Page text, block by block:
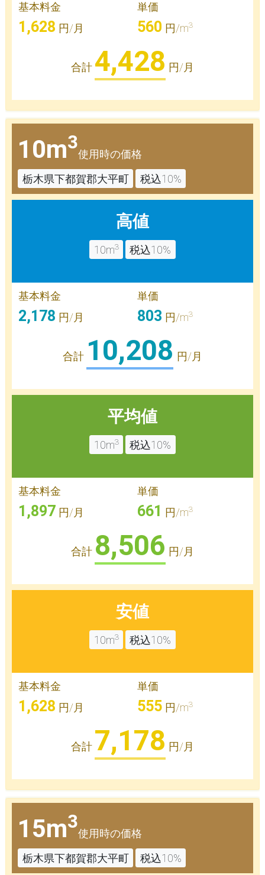
基本料金
1,628 円/月
単価
560 円/m3
合計 4,428 円/月
10m3
使用時の価格
栃木県下都賀郡大平町
税込10%
高値
10m3 税込10%
基本料金
2,178 円/月
単価
803 円/m3
合計 10,208 円/月
平均値
10m3 税込10%
基本料金
1,897 円/月
単価
661 円/m3
合計 8,506 円/月
安値
10m3 税込10%
基本料金
1,628 円/月
単価
555円/m3
合計 7,178 円/月
15m3
使用時の価格
栃木県下都賀郡大平町
税込10%